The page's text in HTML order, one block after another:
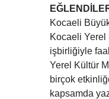
Kocaeli
Kocaeli Yerel
işbirliğiyle
Yerel Kültür
birçok
kapsamda